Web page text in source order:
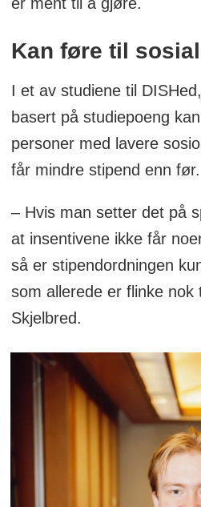
Kan føre til
I et av studiene til
basert på studiepoeng
personer med lavere
får mindre stipend enn før.
– Hvis man setter det på
at insentivene ikke får
så er stipendordningen
som allerede er flinke
Skjelbred.